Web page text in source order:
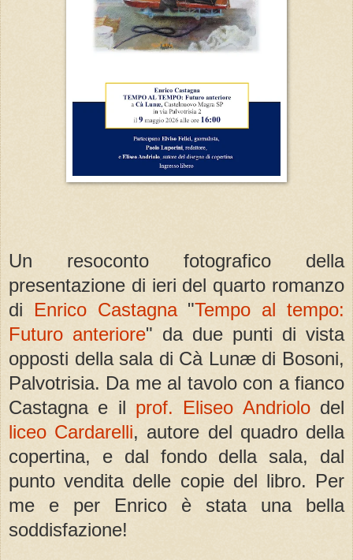
Un resoconto fotografico della
presentazione di ieri del quarto romanzo
di Enrico Castagna"Tempo al tempo:
Futuro anteriore" da due punti di vista
opposti della sala di Cà Lunæ di Bosoni,
Palvotrisia. Da me al tavolo con a fianco
Castagna e il prof. Eliseo Andriolodel
liceo Cardarelli, autore del quadro della
copertina, e dal fondo della sala, dal
punto vendita delle copie del libro. Per
me e per Enrico è stata una bella
soddisfazione!